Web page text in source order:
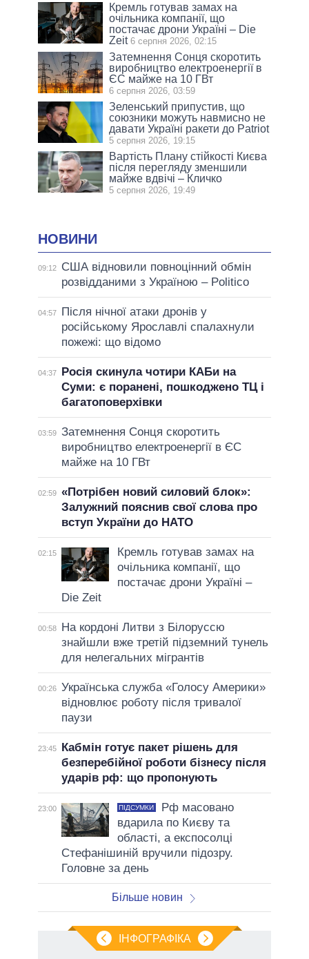
Кремль готував замах на
очільника компанії, що
постачає дрони Україні – Die
Zeit 6 серпня 2026, 02:15
Затемнення Сонця скоротить
виробництво електроенергії в
ЄС майже на 10 ГВт
6 серпня 2026, 03:59
Зеленський припустив, що
союзники можуть навмисно не
давати Україні ракети до Patriot
5 серпня 2026, 19:15
Вартість Плану стійкості Києва
після перегляду зменшили
майже вдвічі – Кличко
5 серпня 2026, 19:49
НОВИНИ
09:12
США відновили повноцінний обмін
розвідданими з Україною – Politico
04:57
Після нічної атаки дронів у
російському Ярославлі спалахнули
пожежі: що відомо
04:37
Росія скинула чотири КАБи на
Суми: є поранені, пошкоджено ТЦ і
багатоповерхівки
03:59 Затемнення Сонця скоротить
виробництво електроенергії в ЄС
майже на 10 ГВт
02:59 «Потрібен новий силовий блок»:
Залужний пояснив свої слова про
вступ України до НАТО
02:15
Кремль готував замах на
очільника компанії, що
постачає дрони Україні –
Die Zeit
00:58
На кордоні Литви з Білоруссю
знайшли вже третій підземний тунель
для нелегальних мігрантів
00:26 Українська служба «Голосу Америки»
відновлює роботу після тривалої
паузи
23:45
Кабмін готує пакет рішень для
безперебійної роботи бізнесу після
ударів рф: що пропонують
23:00 ПІДСУМКИ
Рф масовано
вдарила по Києву та
області, а експосолці
Стефанішиній вручили підозру.
Головне за день
Більше новин
ІНФОГРАФІКА